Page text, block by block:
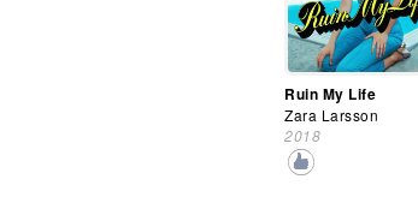
Ruin My Life
Zara Larsson
2018